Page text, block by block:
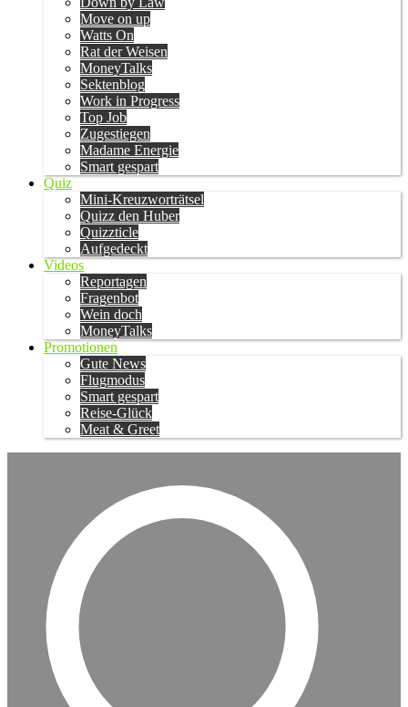
Move on up
Watts On
Rat der Weisen
MoneyTalks
Sektenblog
Work in Progress
Top Job
Zugestiegen
Madame Energie
Smart gespart
Quiz
Mini-Kreuzworträtsel
Quizz den Huber
Quizzticle
Aufgedeckt
Videos
Reportagen
Fragenbot
Wein doch
MoneyTalks
Promotionen
Gute News
Flugmodus
Smart gespart
Reise-Glück
Meat & Greet